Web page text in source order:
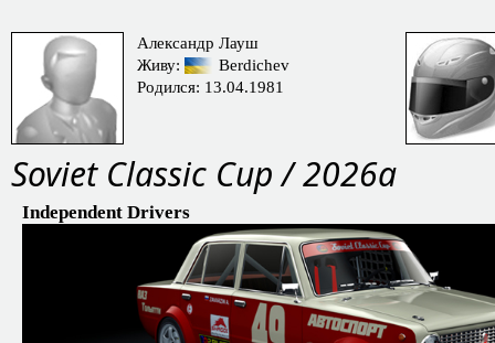
Александр Лауш
Живу:
Berdichev
Родился: 13.04.1981
Soviet Classic Cup / 2026a
Independent Drivers